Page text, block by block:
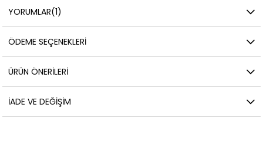
YORUMLAR(1)
ÖDEME SEÇENEKLERI
ÜRÜN ÖNERILERI
İADE VE DEĞIŞIM